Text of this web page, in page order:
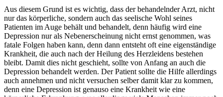
Aus diesem Grund ist es wichtig, dass der behandelnder Arzt, nicht
nur das körperliche, sondern auch das seelische Wohl seines
Patienten im Auge behält und behandelt, denn häufig wird eine
Depression nur als Nebenerscheinung nicht ernst genommen, was
fatale Folgen haben kann, denn dann entsteht oft eine eigenständige
Krankheit, die auch nach der Heilung des Herzleidens bestehen
bleibt. Damit dies nicht geschieht, sollte von Anfang an auch die
Depression behandelt werden. Der Patient sollte die Hilfe allerdings
auch annehmen und nicht versuchen selber damit klar zu kommen,
denn eine Depression ist genauso eine Krankheit wie eine